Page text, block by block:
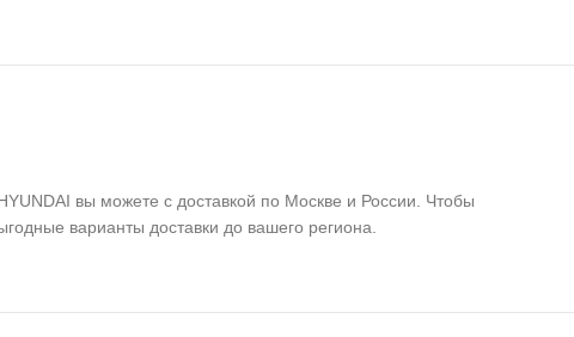
вы можете с доставкой по Москве и России. Чтобы
варианты доставки до вашего региона.